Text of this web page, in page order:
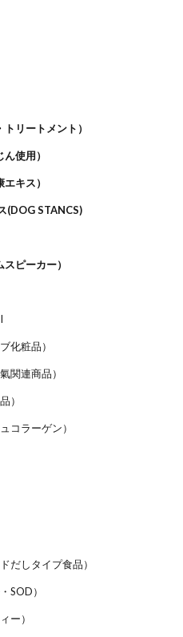
リートメント）
使用）
キス）
(DOG STANCS)
ピーカー）
化粧品）
関連商品）
）
コラーゲン）
だしタイプ食品）
SOD）
ー）